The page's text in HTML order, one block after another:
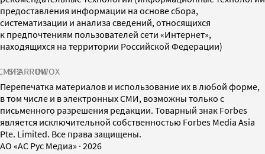
предоставления информации на основе сбора,
систематизации и анализа сведений, относящихся
к предпочтениям пользователей сети «Интернет»,
находящихся на территории Российской Федерации)
SPARROWINFOX
Перепечатка материалов и использование их в любой форме,
в том числе и в электронных СМИ, возможны только с
письменного разрешения редакции. Товарный знак Forbes
является исключительной собственностью Forbes Media Asia
Pte. Limited. Все права защищены.
AO «АС Рус Медиа» · 2026